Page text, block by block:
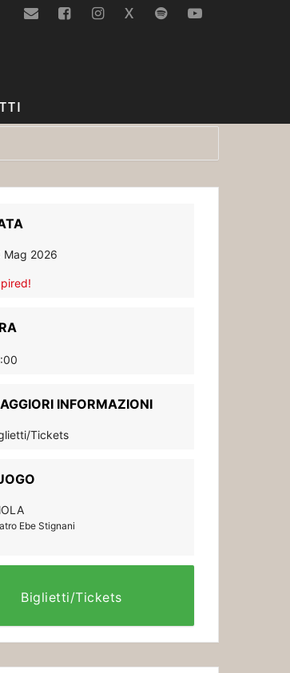
X
Mag 2026
INFORMAZIONI
Tickets
Ebe Stignani
Biglietti/Tickets